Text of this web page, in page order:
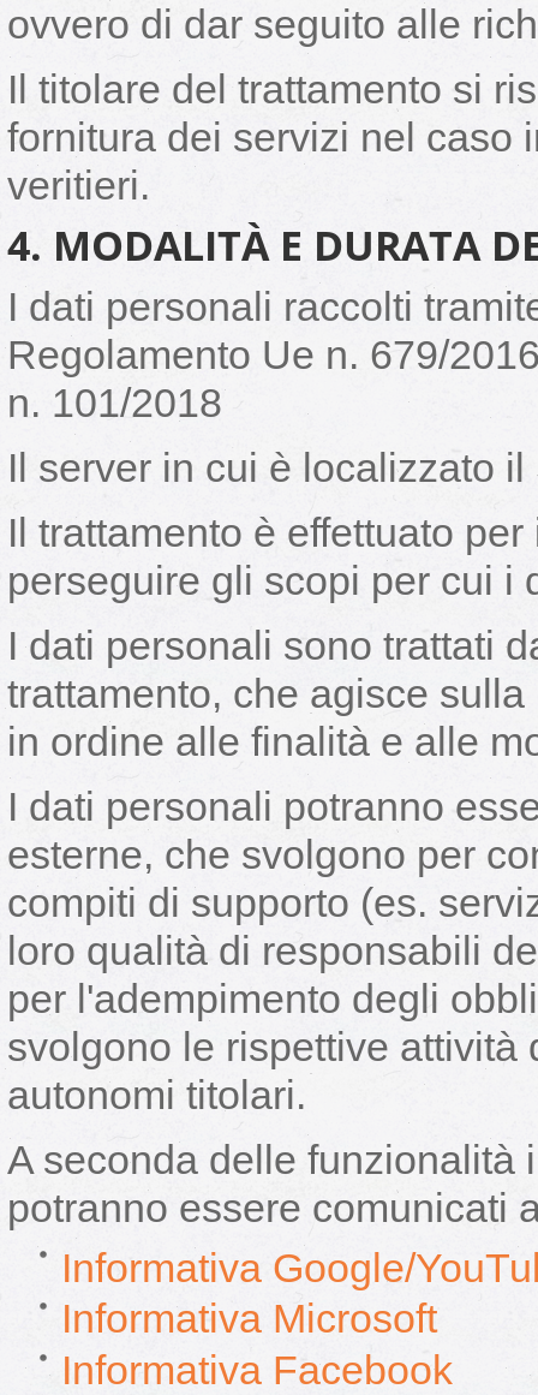
ovvero di dar seguito alle
Il titolare del trattamento si
fornitura dei servizi nel caso
veritieri.
4. MODALITÀ E DURATA
I dati personali raccolti
Regolamento Ue n. 679/
n. 101/2018
Il server in cui è localizzato
Il trattamento è effettuato
perseguire gli scopi per cui i
I dati personali sono trattati
trattamento, che agisce
in ordine alle finalità e alle
I dati personali potranno
esterne, che svolgono per
compiti di supporto (es.
loro qualità di responsabili
per l'adempimento degli
svolgono le rispettive attività
autonomi titolari.
A seconda delle funzionalità
potranno essere comunicati
Informativa Google/
Informativa Microsoft
Informativa Facebook